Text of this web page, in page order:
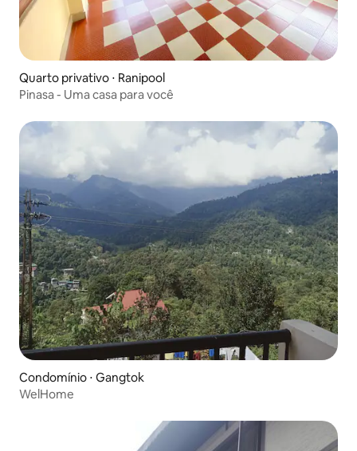
Quarto privativo ⋅ Ranipool
Pinasa - Uma casa para você
Condomínio ⋅ Gangtok
WelHome